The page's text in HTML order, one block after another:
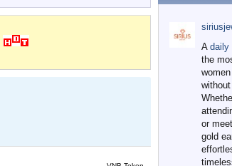
A daily
the
or
gold